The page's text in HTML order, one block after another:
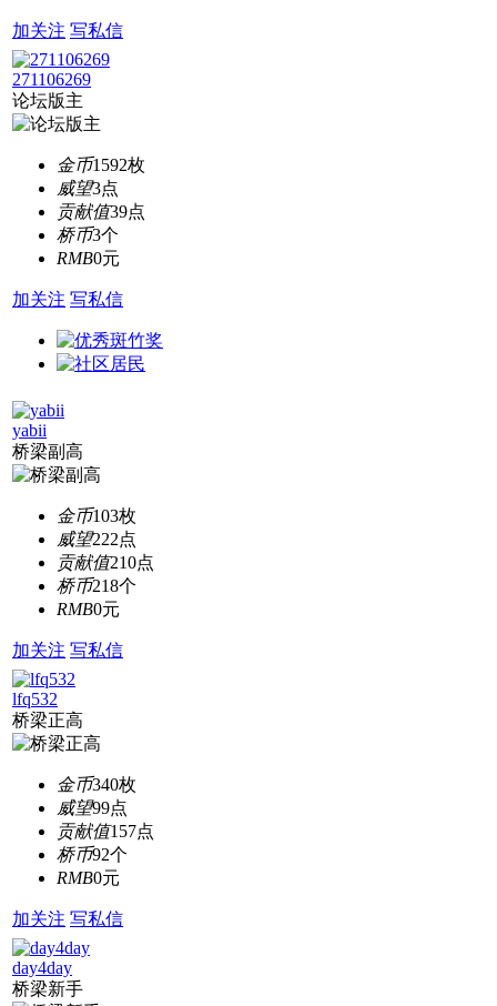
加关注 写私信
271106269
论坛版主
金币1592枚
威望3点
贡献值39点
桥币3个
RMB0元
加关注 写私信
yabii
桥梁副高
金币103枚
威望222点
贡献值210点
桥币218个
RMB0元
加关注 写私信
lfq532
桥梁正高
金币340枚
威望99点
贡献值157点
桥币92个
RMB0元
加关注 写私信
day4day
桥梁新手